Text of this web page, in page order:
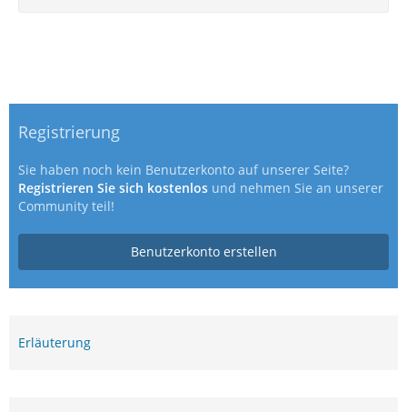
Registrierung
Sie haben noch kein Benutzerkonto auf unserer Seite?
Registrieren Sie sich kostenlos und nehmen Sie an unserer
Community teil!
Benutzerkonto erstellen
Erläuterung